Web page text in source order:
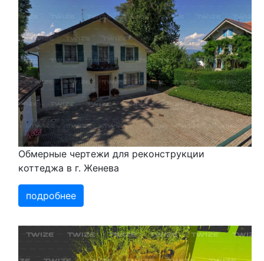
Обмерные чертежи для реконструкции
коттеджа в г. Женева
подробнее